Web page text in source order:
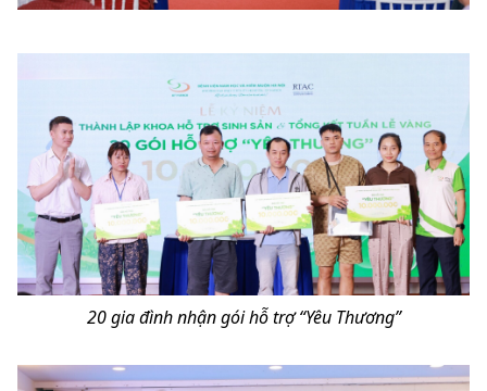
20 gia đình nhận gói hỗ trợ “Yêu Thương”